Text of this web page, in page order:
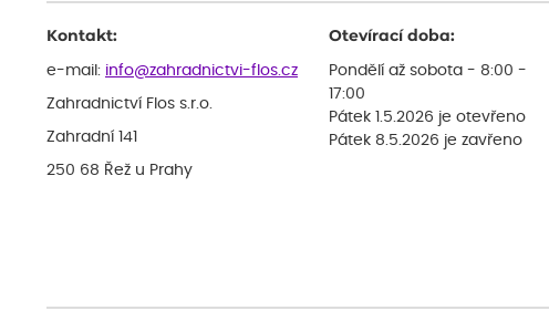
Kontakt:
e-mail: info@zahradnictvi-flos.cz
Zahradnictví Flos s.r.o.
Zahradní 141
250 68 Řež u Prahy
Otevírací doba:
Pondělí až sobota - 8:00 -
17:00
Pátek 1.5.2026 je otevřeno
Pátek 8.5.2026 je zavřeno